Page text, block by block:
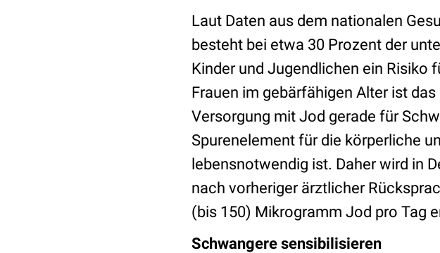
Laut Daten aus dem nationalen
besteht bei etwa 30 Prozent der
Kinder und Jugendlichen ein Risiko
Frauen im gebärfähigen Alter ist
Versorgung mit Jod gerade für
Spurenelement für die körperliche
lebensnotwendig ist. Daher wird in
nach vorheriger ärztlicher
(bis 150) Mikrogramm Jod pro Tag
Schwangere sensibilisieren